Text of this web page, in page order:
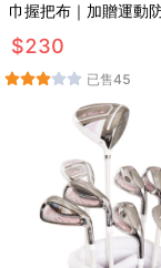
巾握把布｜加贈運動
$230
已售45